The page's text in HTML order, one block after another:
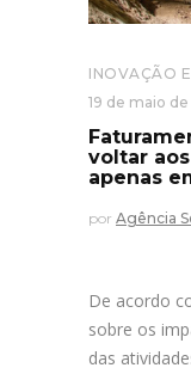
INOVAÇÃO
19 de maio de
voltar
apenas
por Agência
De acordo
sobre os
das